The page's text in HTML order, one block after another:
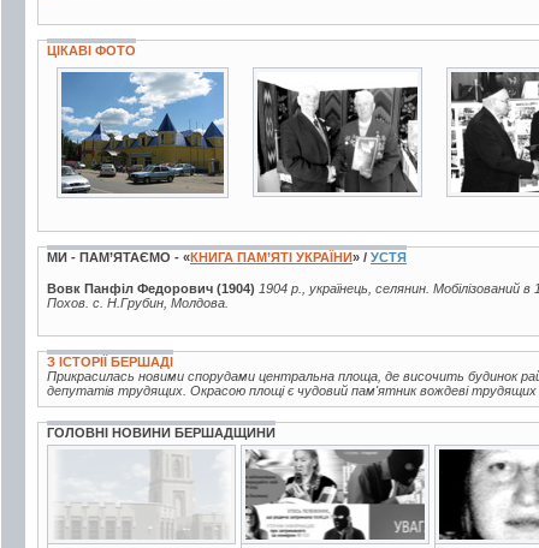
ЦІКАВІ ФОТО
49 фото 2 фото
МИ - ПАМ’ЯТАЄМО - «КНИГА ПАМ’ЯТІ УКРАЇНИ» / УСТЯ
Вовк Панфіл Федорович (1904) 1904 р., українець, селянин. Мобілізований
Похов. с. Н.Грубин, Молдова.
З ІСТОРІЇ БЕРШАДІ
Прикрасилась новими спорудами центральна площа, де височить будинок
депутатів трудящих. Окрасою площі є чудовий пам'ятник вождеві трудящих
ГОЛОВНІ НОВИНИ БЕРШАДЩИНИ